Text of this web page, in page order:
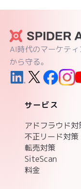
AI時代のマーケテ
から守る。
サービス
アドフラウド対
不正リード対策
転売対策
SiteScan
料金